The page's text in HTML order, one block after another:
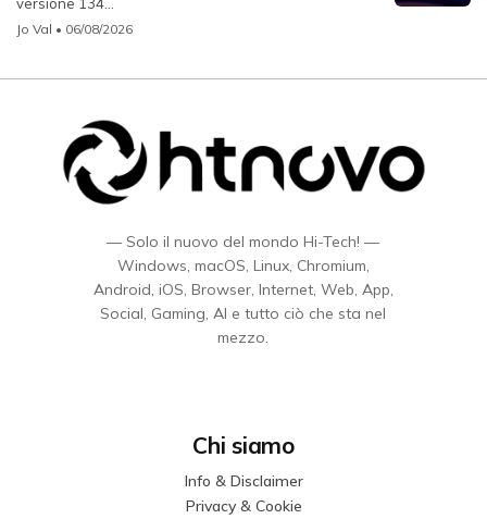
Jo Val • 06/08/2026
— Solo il nuovo del mondo Hi-Tech! —
Windows, macOS, Linux, Chromium,
Android, iOS, Browser, Internet, Web, App,
Social, Gaming, AI e tutto ciò che sta nel
mezzo.
Chi siamo
Info & Disclaimer
Privacy & Cookie